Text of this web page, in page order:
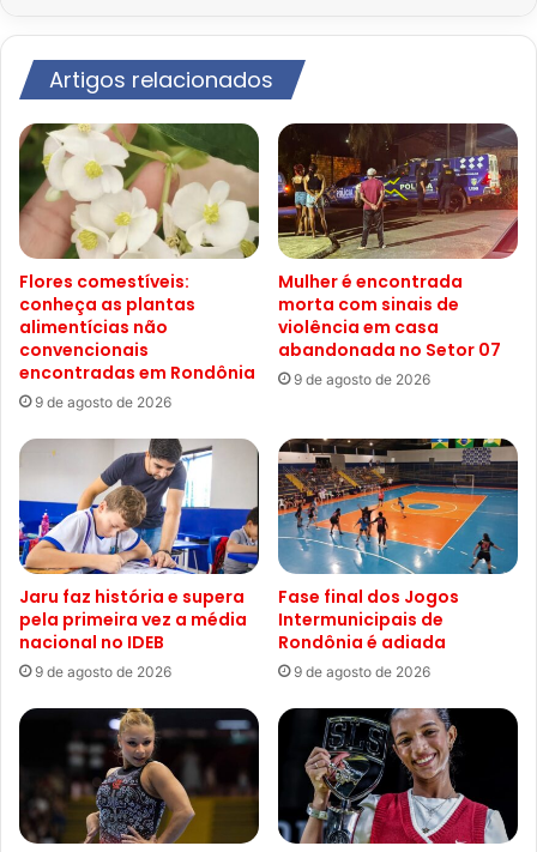
Artigos relacionados
Flores comestíveis:
conheça as plantas
alimentícias não
convencionais
encontradas em Rondônia
9 de agosto de 2026
Mulher é encontrada
morta com sinais de
violência em casa
abandonada no Setor 07
9 de agosto de 2026
Jaru faz história e supera
pela primeira vez a média
nacional no IDEB
9 de agosto de 2026
Fase final dos Jogos
Intermunicipais de
Rondônia é adiada
9 de agosto de 2026